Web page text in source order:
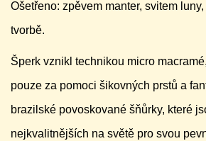
Ošetřeno: zpěvem manter, svitem
tvorbě.
Šperk vznikl technikou micro
pouze za pomoci šikovných prstů a
brazilské povoskované šňůrky, které
nejkvalitnějších na světě pro svou